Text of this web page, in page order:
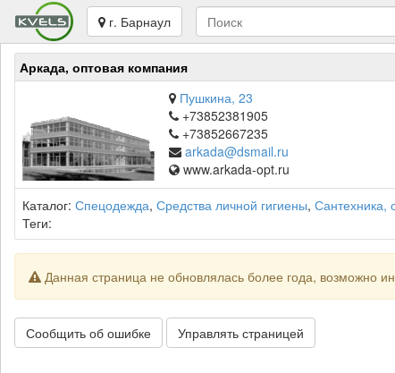
г. Барнаул
Аркада, оптовая компания
Пушкина, 23
+73852381905
+73852667235
arkada@dsmail.ru
www.arkada-opt.ru
Каталог: Спецодежда, Средства личной гигиены, Сантехника,
Теги:
Данная страница не обновлялась более года, возможно
Сообщить об ошибке Управлять страницей